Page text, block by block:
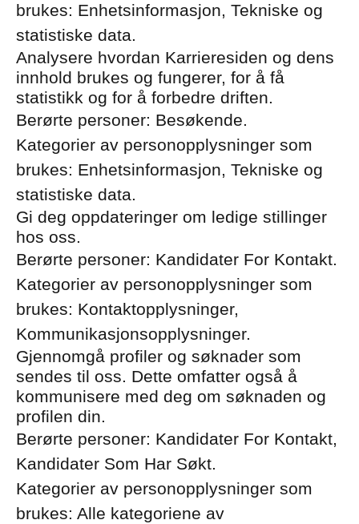
brukes: Enhetsinformasjon, Tekniske og
statistiske data.
Analysere hvordan Karrieresiden og dens
innhold brukes og fungerer, for å få
statistikk og for å forbedre driften.
Berørte personer: Besøkende.
Kategorier av personopplysninger som
brukes: Enhetsinformasjon, Tekniske og
statistiske data.
Gi deg oppdateringer om ledige stillinger
hos oss.
Berørte personer: Kandidater For Kontakt.
Kategorier av personopplysninger som
brukes: Kontaktopplysninger,
Kommunikasjonsopplysninger.
Gjennomgå profiler og søknader som
sendes til oss. Dette omfatter også å
kommunisere med deg om søknaden og
profilen din.
Berørte personer: Kandidater For Kontakt,
Kandidater Som Har Søkt.
Kategorier av personopplysninger som
brukes: Alle kategoriene av